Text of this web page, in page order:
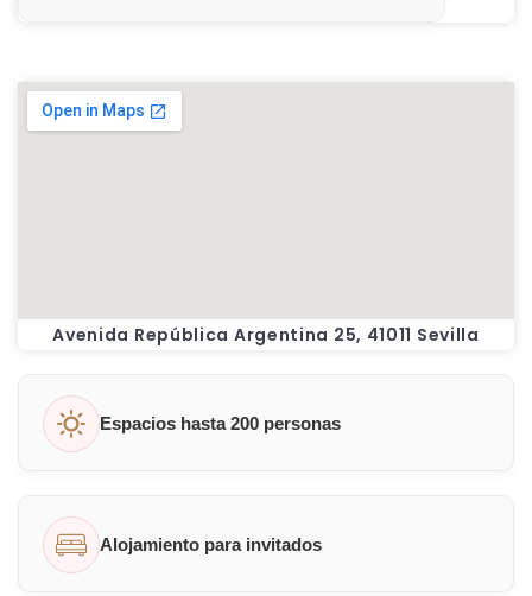
Espacios hasta 200 personas
Alojamiento para invitados
Avenida República Argentina 25, 41011 Sevilla